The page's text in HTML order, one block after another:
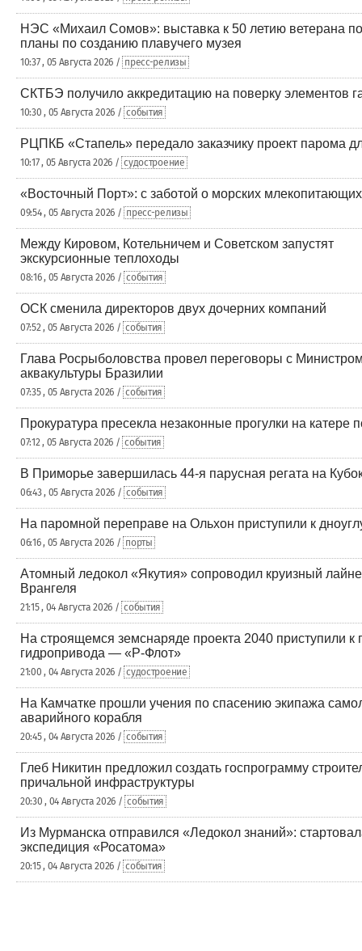
НЭС «Михаил Сомов»: выставка к 50 летию ветерана
планы по созданию плавучего музея
10:37 , 05 Августа 2026 / пресс-релизы
СКТБЭ получило аккредитацию на поверку элементов
10:30 , 05 Августа 2026 / события
РЦПКБ «Стапель» передало заказчику проект парома
10:17 , 05 Августа 2026 / судостроение
«Восточный Порт»: с заботой о морских млекопитающих
09:54 , 05 Августа 2026 / пресс-релизы
Между Кировом, Котельничем и Советском запустят
экскурсионные теплоходы
08:16 , 05 Августа 2026 / события
ОСК сменила директоров двух дочерних компаний
07:52 , 05 Августа 2026 / события
Глава Росрыболовства провел переговоры с
аквакультуры Бразилии
07:35 , 05 Августа 2026 / события
Прокуратура пресекла незаконные прогулки на катере
07:12 , 05 Августа 2026 / события
В Приморье завершилась 44-я парусная регата на
06:43 , 05 Августа 2026 / события
На паромной переправе на Ольхон приступили к
06:16 , 05 Августа 2026 / порты
Атомный ледокол «Якутия» сопроводил круизный
Врангеля
21:15 , 04 Августа 2026 / события
На строящемся земснаряде проекта 2040 приступили
гидропривода — «Р-Флот»
21:00 , 04 Августа 2026 / судостроение
На Камчатке прошли учения по спасению экипажа
аварийного корабля
20:45 , 04 Августа 2026 / события
Глеб Никитин предложил создать госпрограмму
причальной инфраструктуры
20:30 , 04 Августа 2026 / события
Из Мурманска отправился «Ледокол знаний»:
экспедиция «Росатома»
20:15 , 04 Августа 2026 / события